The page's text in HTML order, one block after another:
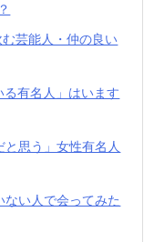
芸能人・仲の良い
有名人」はいます
思う」女性有名人
い人で会ってみた